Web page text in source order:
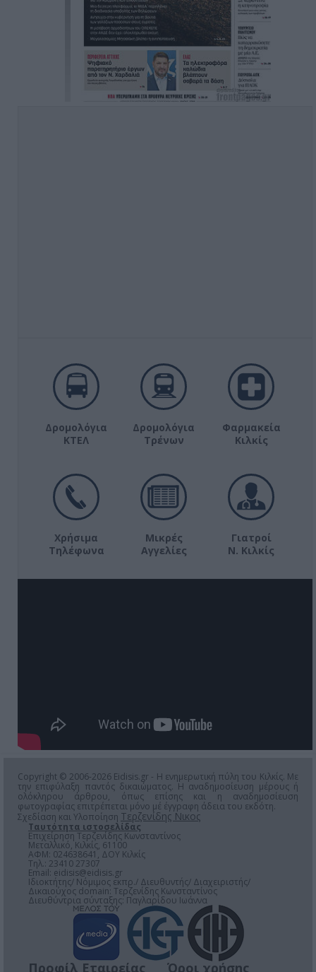
Δρομολόγια
ΚΤΕΛ
Δρομολόγια
Τρένων
Φαρμακεία
Κιλκίς
Χρήσιμα
Τηλέφωνα
Μικρές
Αγγελίες
Γιατροί
Ν. Κιλκίς
Copyright © 2006-2026 Eidisis.gr - Η ενημερωτική πύλη του Κιλκίς. Με
την επιφύλαξη παντός δικαιώματος. Η αναδημοσίευση μέρους ή
ολόκληρου άρθρου, όπως επίσης και η αναδημοσίευση
φωτογραφίας επιτρέπεται μόνο μέ έγγραφη άδεια του εκδότη.
Σχεδίαση και Υλοποίηση Τερζενίδης Νικος
Ταυτότητα ιστοσελίδας
Επιχείρηση Τερζενίδης Κωνσταντίνος
Μεταλλικό, Κιλκίς, 61100
ΑΦΜ: 024638641, ΔΟΥ Κιλκίς
Τηλ.: 23410 27307
Email: eidisis@eidisis.gr
Ιδιοκτήτης/ Νόμιμος εκπρ./ Διευθυντής/ Διαχειριστής/
Δικαιούχος domain: Τερζενίδης Κωνσταντίνος
Διευθύντρια σύνταξης: Παγλαρίδου Ιωάννα
Προφίλ Εταιρείας Όροι χρήσης